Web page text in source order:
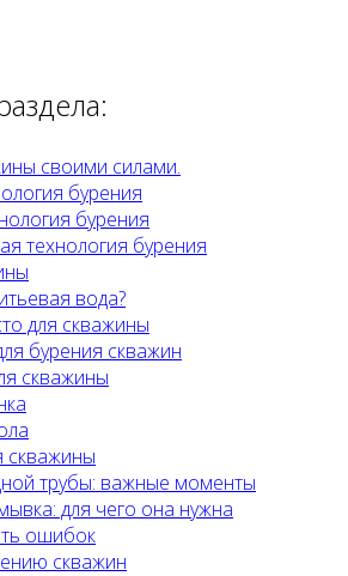
своими силами.
бурения
бурения
технология бурения
вода?
для скважины
бурения скважин
скважины
скважины
трубы: важные моменты
для чего она нужна
ошибок
скважин